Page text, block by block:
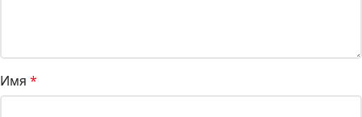
Имя *